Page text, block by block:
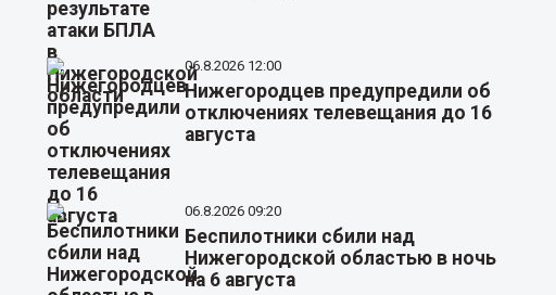
06.8.2026 12:00
Нижегородцев предупредили об
отключениях телевещания до 16
августа
06.8.2026 09:20
Беспилотники сбили над
Нижегородской областью в ночь
на 6 августа